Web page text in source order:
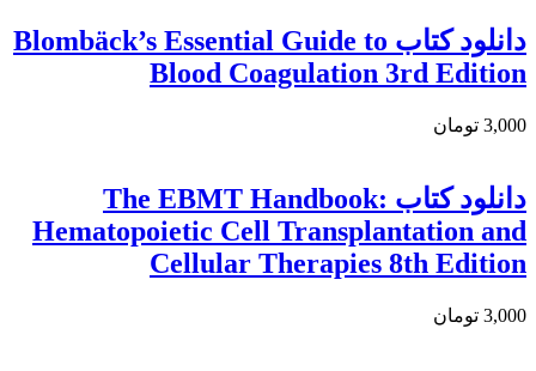
دانلود کتاب Blombäck’s Essential Guide to
Blood Coagulation 3rd Edition
3,000 تومان
دانلود كتاب The EBMT Handbook:
Hematopoietic Cell Transplantation and
Cellular Therapies 8th Edition
3,000 تومان